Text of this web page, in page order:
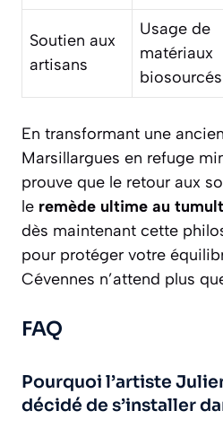
Soutien aux
artisans
Usage de
matériaux
biosourcés
En transformant une
Marsillargues en refuge
prouve que le retour aux
le remède ultime au
dès maintenant cette
pour protéger votre
Cévennes n’attend plus
FAQ
Pourquoi l’artiste
décidé de s’installer